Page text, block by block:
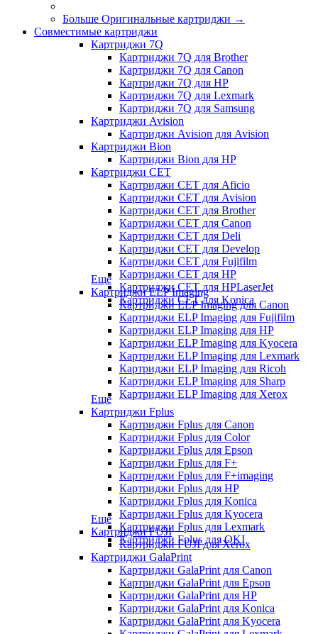
Больше Оригинальные картриджи →
Совместимые картриджи
Картриджи 7Q
Картриджи 7Q для Brother
Картриджи 7Q для Canon
Картриджи 7Q для HP
Картриджи 7Q для Lexmark
Картриджи 7Q для Samsung
Картриджи Avision
Картриджи Avision для Avision
Картриджи Bion
Картриджи Bion для HP
Картриджи CET
Картриджи CET для Aficio
Картриджи CET для Avision
Картриджи CET для Brother
Картриджи CET для Canon
Картриджи CET для Deli
Картриджи CET для Develop
Картриджи CET для Fujifilm
Картриджи CET для HP
Картриджи CET для HPLaserJet
Картриджи CET для Konica
Еще
Картриджи ELP Imaging
Картриджи ELP Imaging для Canon
Картриджи ELP Imaging для Fujifilm
Картриджи ELP Imaging для HP
Картриджи ELP Imaging для Kyocera
Картриджи ELP Imaging для Lexmark
Картриджи ELP Imaging для Ricoh
Картриджи ELP Imaging для Sharp
Картриджи ELP Imaging для Xerox
Еще
Картриджи Fplus
Картриджи Fplus для Canon
Картриджи Fplus для Color
Картриджи Fplus для Epson
Картриджи Fplus для F+
Картриджи Fplus для F+imaging
Картриджи Fplus для HP
Картриджи Fplus для Konica
Картриджи Fplus для Kyocera
Картриджи Fplus для Lexmark
Картриджи Fplus для OKI
Еще
Картриджи FUJI
Картриджи FUJI для Xerox
Картриджи GalaPrint
Картриджи GalaPrint для Canon
Картриджи GalaPrint для Epson
Картриджи GalaPrint для HP
Картриджи GalaPrint для Konica
Картриджи GalaPrint для Kyocera